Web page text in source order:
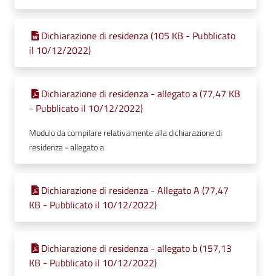
Dichiarazione di residenza (105 KB - Pubblicato
il 10/12/2022)
Dichiarazione di residenza - allegato a (77,47 KB
- Pubblicato il 10/12/2022)
Modulo da compilare relativamente alla dichiarazione di
residenza - allegato a
Dichiarazione di residenza - Allegato A (77,47
KB - Pubblicato il 10/12/2022)
Dichiarazione di residenza - allegato b (157,13
KB - Pubblicato il 10/12/2022)